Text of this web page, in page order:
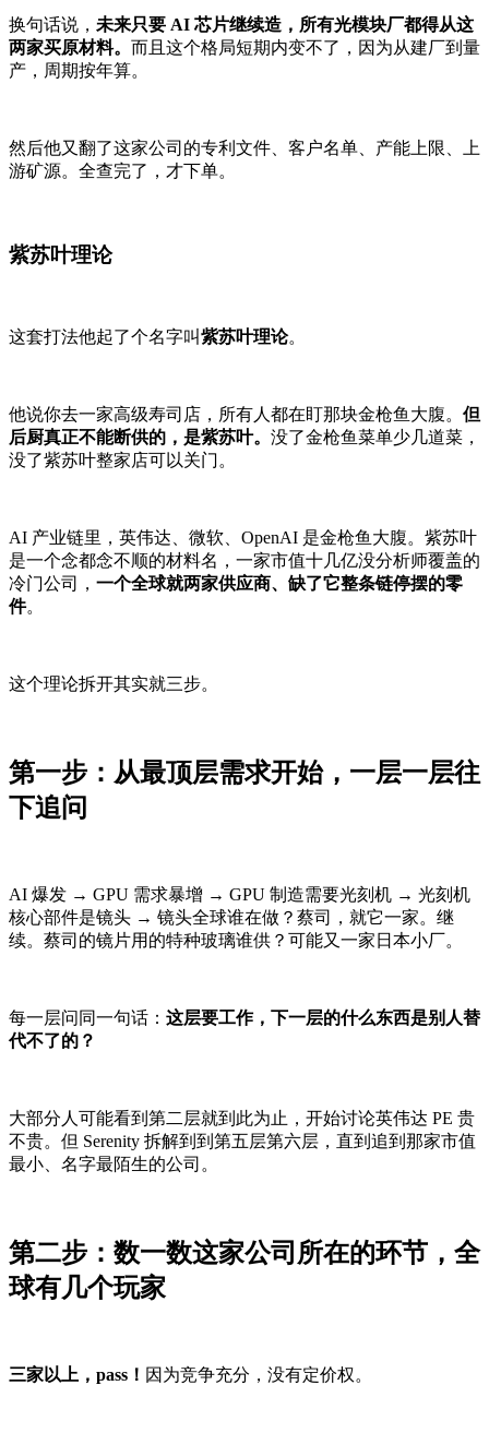
换句话说， 未来只要 AI 芯片继续造，所有光模块厂都得从这
两家买原材料。 而且这个格局短期内变不了，因为从建厂到量
产，周期按年算。
然后他又翻了这家公司的专利文件、客户名单、产能上限、上
游矿源。全查完了，才下单。
紫苏叶理论
这套打法他起了个名字叫紫苏叶理论。
他说你去一家高级寿司店，所有人都在盯那块金枪鱼大腹。 但
后厨真正不能断供的，是紫苏叶。 没了金枪鱼菜单少几道菜，
没了紫苏叶整家店可以关门。
AI 产业链里，英伟达、微软、OpenAI 是金枪鱼大腹。紫苏叶
是一个念都念不顺的材料名，一家市值十几亿没分析师覆盖的
冷门公司， 一个全球就两家供应商、缺了它整条链停摆的零
件。
这个理论拆开其实就三步。
第一步：从最顶层需求开始，一层一层往
下追问
AI 爆发 → GPU 需求暴增 → GPU 制造需要光刻机 → 光刻机
核心部件是镜头 → 镜头全球谁在做？蔡司，就它一家。继
续。蔡司的镜片用的特种玻璃谁供？可能又一家日本小厂。
每一层问同一句话： 这层要工作，下一层的什么东西是别人替
代不了的？
大部分人可能看到第二层就到此为止，开始讨论英伟达 PE 贵
不贵。但 Serenity 拆解到到第五层第六层，直到追到那家市值
最小、名字最陌生的公司。
第二步：数一数这家公司所在的环节，全
球有几个玩家
三家以上，pass！ 因为竞争充分，没有定价权。